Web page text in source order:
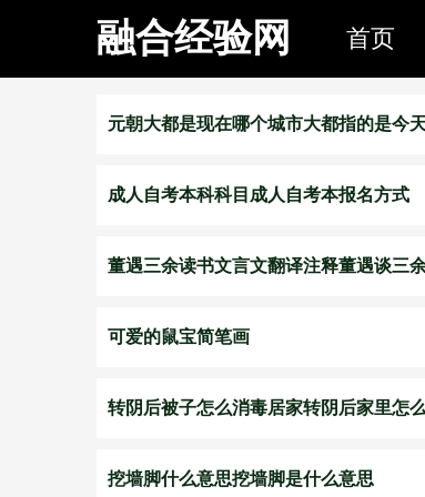
融合经验网 首页
元朝大都是现在哪个城市大都指的是今
成人自考本科科目成人自考本报名方式
董遇三余读书文言文翻译注释董遇谈三
可爱的鼠宝简笔画
转阴后被子怎么消毒居家转阴后家里怎
挖墙脚什么意思挖墙脚是什么意思